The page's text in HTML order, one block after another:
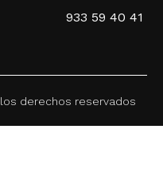
933 59 40 41
derechos reservados